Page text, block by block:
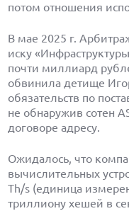
потом отношения
В мае 2025 г.
иску
почти миллиард
обвинила детище
обязательств по
не обнаружив сотен
договоре адресу.
Ожидалось, что
вычислительных
Th/s (единица
триллиону хешей в